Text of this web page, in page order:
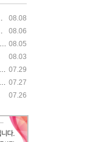
08.08
08.06
08.05
08.03
07.29
07.27
07.26